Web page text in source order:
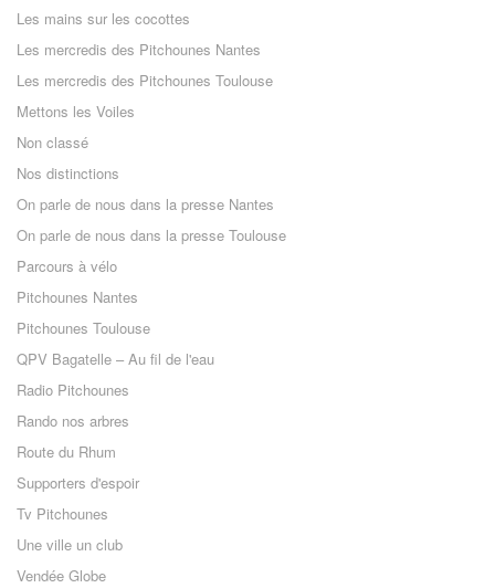
Les mains sur les cocottes
Les mercredis des Pitchounes Nantes
Les mercredis des Pitchounes Toulouse
Mettons les Voiles
Non classé
Nos distinctions
On parle de nous dans la presse Nantes
On parle de nous dans la presse Toulouse
Parcours à vélo
Pitchounes Nantes
Pitchounes Toulouse
QPV Bagatelle – Au fil de l'eau
Radio Pitchounes
Rando nos arbres
Route du Rhum
Supporters d'espoir
Tv Pitchounes
Une ville un club
Vendée Globe